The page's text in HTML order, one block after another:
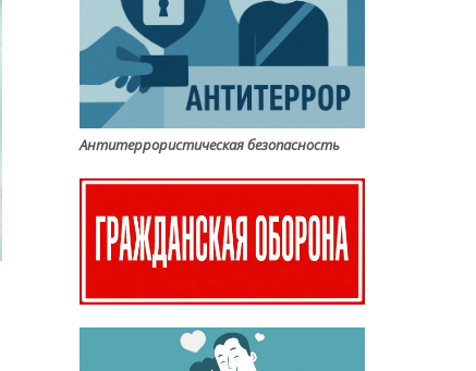
Антитеррористическая безопасность